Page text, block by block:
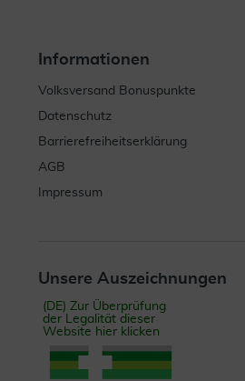
Informationen
Volksversand Bonuspunkte
Datenschutz
Barrierefreiheitserklärung
AGB
Impressum
Unsere Auszeichnungen
(DE) Zur Überprüfung
der Legalität dieser
Website hier klicken